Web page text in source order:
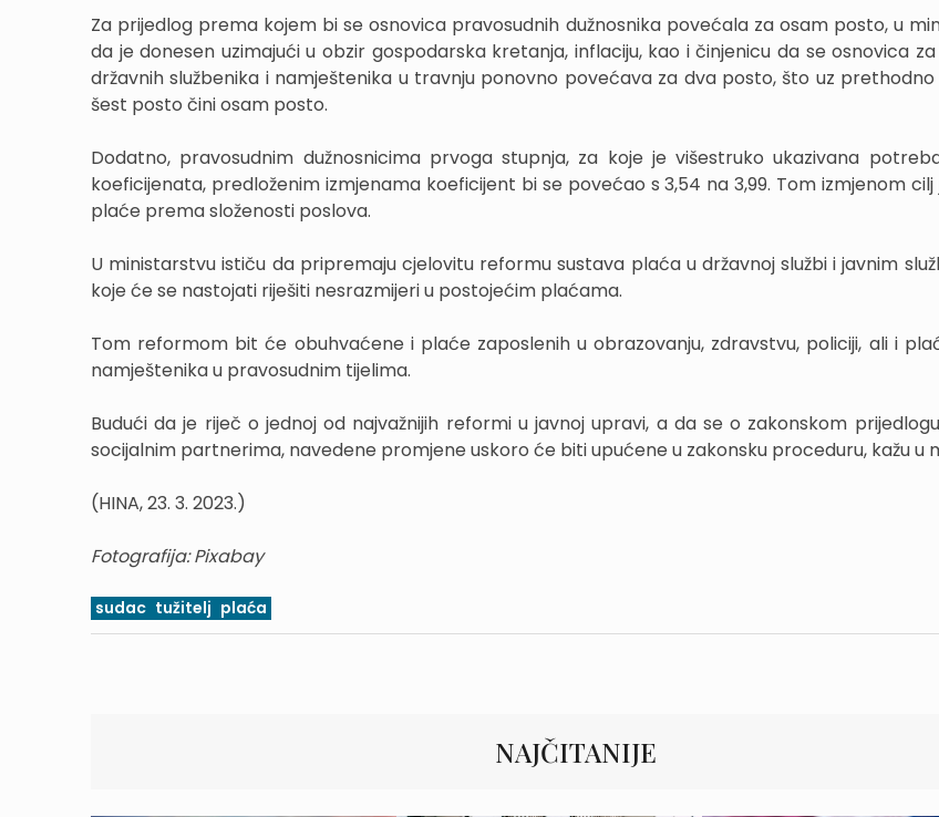
Za prijedlog prema kojem bi se osnovica pravosudnih dužnosnika povećala za osam posto, u
da je donesen uzimajući u obzir gospodarska kretanja, inflaciju, kao i činjenicu da se osnovica
državnih službenika i namještenika u travnju ponovno povećava za dva posto, što uz
šest posto čini osam posto.
Dodatno, pravosudnim dužnosnicima prvoga stupnja, za koje je višestruko ukazivana
koeficijenata, predloženim izmjenama koeficijent bi se povećao s 3,54 na 3,99. Tom izmjenom
plaće prema složenosti poslova.
U ministarstvu ističu da pripremaju cjelovitu reformu sustava plaća u državnoj službi i javnim
koje će se nastojati riješiti nesrazmijeri u postojećim plaćama.
Tom reformom bit će obuhvaćene i plaće zaposlenih u obrazovanju, zdravstvu, policiji, ali i
namještenika u pravosudnim tijelima.
Budući da je riječ o jednoj od najvažnijih reformi u javnoj upravi, a da se o zakonskom
socijalnim partnerima, navedene promjene uskoro će biti upućene u zakonsku proceduru, kažu u
(HINA, 23. 3. 2023.)
Fotografija: Pixabay
sudac tužitelj plaća
NAJČITANIJE